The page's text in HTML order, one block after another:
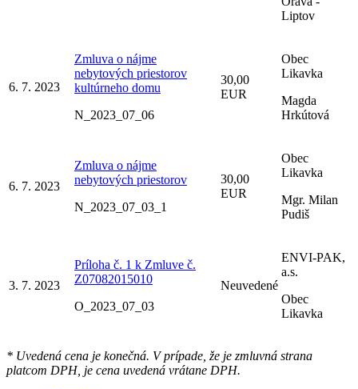
Liptov
6. 7. 2023
Zmluva o nájme
nebytových priestorov
kultúrneho domu
N_2023_07_06
30,00
EUR
Obec
Likavka
Magda
Hrkútová
6. 7. 2023
Zmluva o nájme
nebytových priestorov
N_2023_07_03_1
30,00
EUR
Obec
Likavka
Mgr. Milan
Pudiš
3. 7. 2023
Príloha č. 1 k Zmluve č.
Z07082015010
O_2023_07_03
Neuvedené
ENVI-PAK,
a.s.
Obec
Likavka
* Uvedená cena je konečná. V prípade, že je zmluvná strana
platcom DPH, je cena uvedená vrátane DPH.